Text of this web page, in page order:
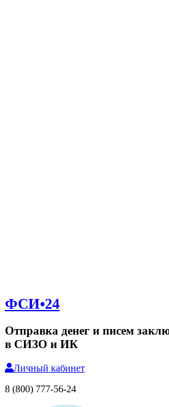
ФСИ•24
Отправка денег и писем
в СИЗО и ИК
Личный кабинет
8 (800) 777-56-24